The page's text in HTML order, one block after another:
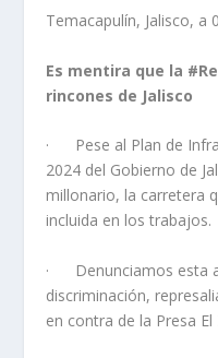
Temacapulín, Jalisco, a
Es mentira que la
rincones de Jalisco
· Pese al Plan de
2024 del Gobierno de
millonario, la carretera
incluida en los trabajos.
· Denunciamos esta
discriminación,
en contra de la Presa